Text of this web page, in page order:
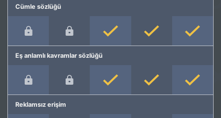
Cümle sözlüğü
Eş anlamlı kavramlar sözlüğü
Reklamsız erişim